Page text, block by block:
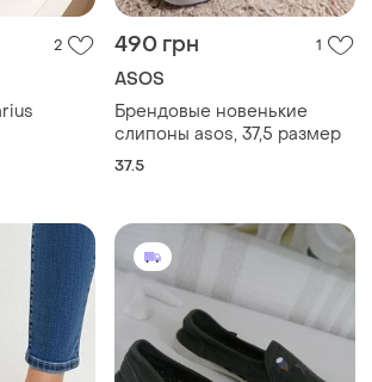
2 490 грн 1
ASOS
Брендовые новенькие
слипоны asos, 37,5 размер
37.5